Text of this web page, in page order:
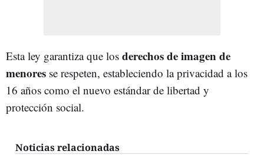
Esta ley garantiza que los derechos de imagen de
menores se respeten, estableciendo la privacidad a los
16 años como el nuevo estándar de libertad y
protección social.
Noticias relacionadas